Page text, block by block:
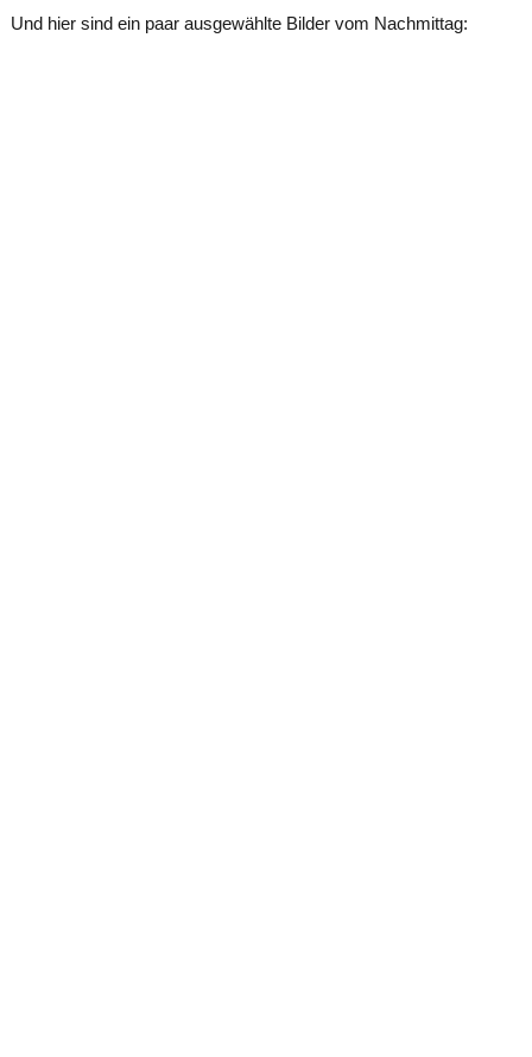
Und hier sind ein paar ausgewählte Bilder vom Nachmittag: